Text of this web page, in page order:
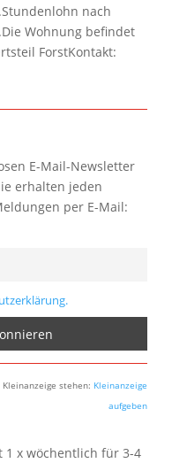
nach
Wohnung befindet
ForstKontakt:
E-Mail-Newsletter
erhalten jeden
per E-Mail:
stehen: Kleinanzeige
aufgeben
1 x wöchentlich für 3-4